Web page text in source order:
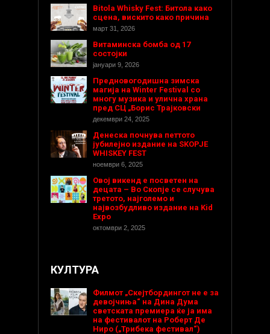
Bitola Whisky Fest: Битола како
сцена, вискито како причина
март 31, 2026
Витаминска бомба од 17
состојки
јануари 9, 2026
Предновогодишнa зимска
магија на Winter Festival со
многу музика и улична храна
пред СЦ „Борис Трајковски
декември 24, 2025
Денеска почнува петтото
јубилејно издание на SKOPJE
WHISKEY FEST
ноември 6, 2025
Овој викенд е посветен на
децата – Во Скопје се случува
третото, најголемо и
највозбудливо издание на Kid
Expo
октомври 2, 2025
КУЛТУРА
Филмот „Скејтбордингот не е за
девојчиња“ на Дина Дума
светската премиера ќе ја има
на фестивалот на Роберт Де
Ниро („Трибека фестивал“)